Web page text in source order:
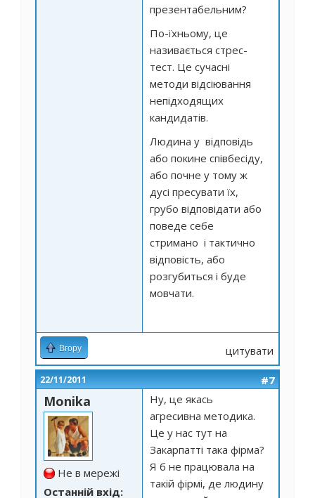
презентабельним?
По-їхньому, це
називається стрес-
тест. Це сучасні
методи відсіювання
непідходящих
кандидатів.
Людина у відповідь
або покине співбесіду,
або почне у тому ж
дусі пресувати їх,
грубо відповідати або
поведе себе
стримано і тактично
відповість, або
розгубиться і буде
мовчати.
Вгору цитувати
22/11/2011 #7
Monika
Не в мережі
Останній вхід:
Ну, це якась
агресивна методика.
Це у нас тут на
Закарпатті така фірма?
Я б не працювала на
такій фірмі, де людину